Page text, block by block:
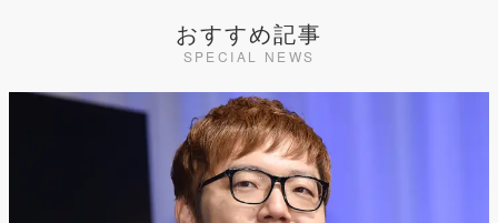
おすすめ記事
SPECIAL NEWS